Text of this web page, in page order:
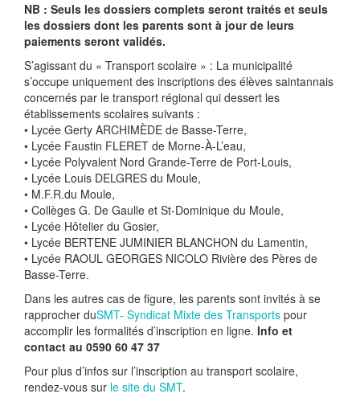
NB : Seuls les dossiers complets seront traités et seuls
les dossiers dont les parents sont à jour de leurs
paiements seront validés.
S’agissant du « Transport scolaire » : La municipalité
s’occupe uniquement des inscriptions des élèves saintannais
concernés par le transport régional qui dessert les
établissements scolaires suivants :
• Lycée Gerty ARCHIMÈDE de Basse-Terre,
• Lycée Faustin FLERET de Morne-À-L’eau,
• Lycée Polyvalent Nord Grande-Terre de Port-Louis,
• Lycée Louis DELGRES du Moule,
• M.F.R.du Moule,
• Collèges G. De Gaulle et St-Dominique du Moule,
• Lycée Hôtelier du Gosier,
• Lycée BERTENE JUMINIER BLANCHON du Lamentin,
• Lycée RAOUL GEORGES NICOLO Rivière des Pères de
Basse-Terre.
Dans les autres cas de figure, les parents sont invités à se
rapprocher duSMT- Syndicat Mixte des Transports pour
accomplir les formalités d’inscription en ligne. Info et
contact au 0590 60 47 37
Pour plus d’infos sur l’inscription au transport scolaire,
rendez-vous sur le site du SMT.